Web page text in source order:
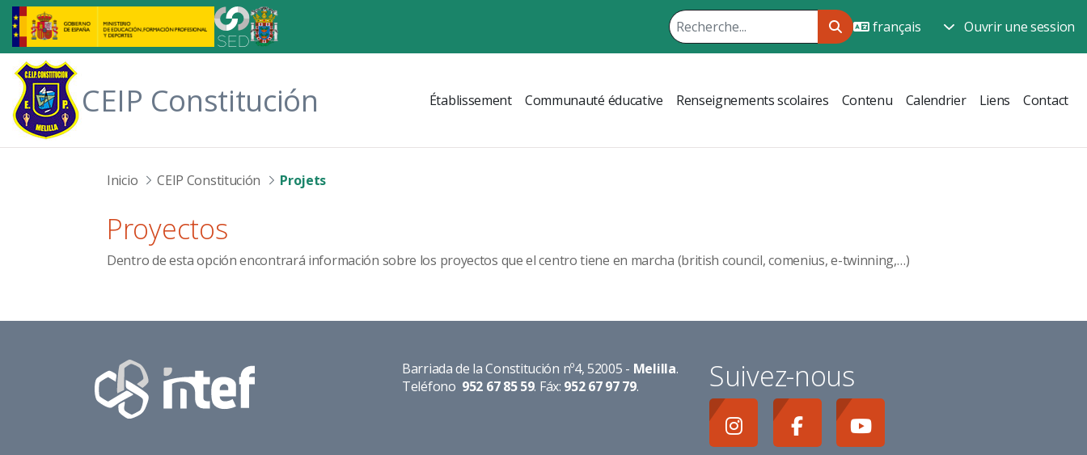
Saut au contenu principal
Ouvrir une session
CEIP Constitución Établissement Communauté éducative Renseignements scolaires Contenu Calendrier Liens Contact
Inicio CEIP Constitución Projets
Proyectos
Dentro de esta opción encontrará información sobre los proyectos que el centro tiene en marcha (british council, comenius, e-twinning,…)
Barriada de la Constitución nº4, 52005 - Melilla.
Teléfono 952 67 85 59. Fáx: 952 67 97 79. Suivez-nous